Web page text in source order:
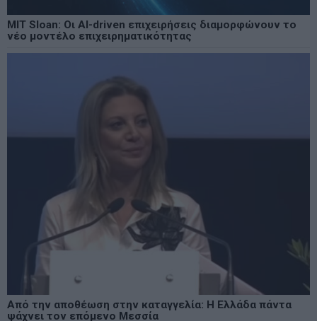
MIT Sloan: Οι AI-driven επιχειρήσεις διαμορφώνουν το
νέο μοντέλο επιχειρηματικότητας
Από την αποθέωση στην καταγγελία: Η Ελλάδα πάντα
ψάχνει τον επόμενο Μεσσία